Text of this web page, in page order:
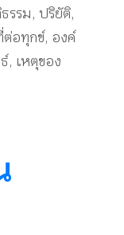
รรม, ปริยัติ,
อทุกข์, องค์
, เหตุของ